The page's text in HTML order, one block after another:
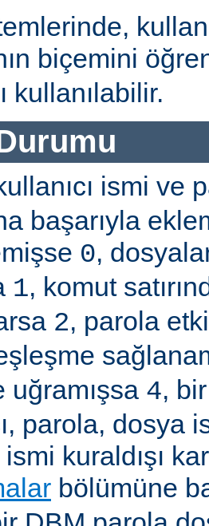
biçemini
kullanılabilir.
ismi ve
başarıyla
0,
1, komut
2, parola
uğramışsa 4,
parola, dosya
ismi kuraldışı
bölümüne